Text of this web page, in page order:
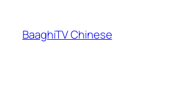
content
BaaghiTV Chinese